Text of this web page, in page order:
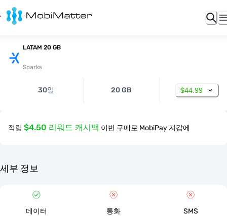
LATAM 20 GB
Sparks
30일 20 GB $44.99
적립 $4.50 리워드 캐시백 이번 구매로 MobiPay 지갑에
세부 정보
데이터 통화 SMS